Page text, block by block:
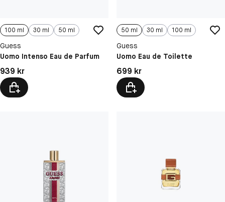
100 ml 30 ml 50 ml
Guess
Uomo Intenso Eau de Parfum
Pris: 939 kr
939 kr
50 ml 30 ml 100 ml
Guess
Uomo Eau de Toilette
Pris: 699 kr
699 kr